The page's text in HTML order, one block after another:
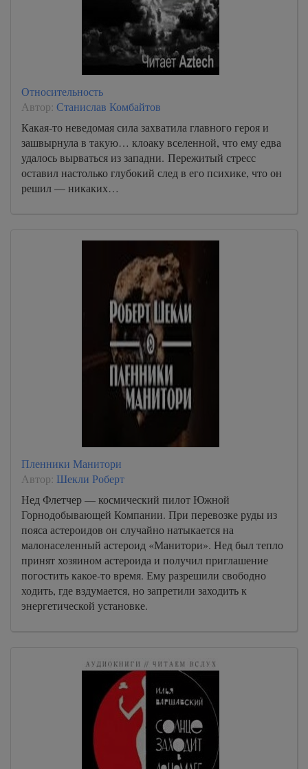
Относительность
Автор: Станислав Комбайтов
Какая-то неведомая сила захватила главного героя и
зашвырнула в такую… клоаку вселенной, что ему едва
удалось вырваться из западни. Пережитый стресс
оставил настолько глубокий след в его психике, что он
решил — никаких…
Пленники Манитори
Автор: Шекли Роберт
Нед Флетчер — космический пилот Южной
Горнодобывающей Компании. При перевозке руды из
пояса астероидов он случайно натыкается на
малонаселенный астероид «Манитори». Нед был тепло
принят хозяином астероида и получил приглашение
погостить какое-то время. Ему разрешили свободно
ходить, где вздумается, но запретили заходить к
энергетической установке.